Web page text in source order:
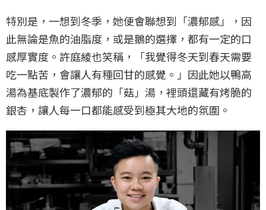
特別是，一想到冬季，她便會聯想到「濃郁感」，因
此無論是魚的油脂度，或是鵝的選擇，都有一定的口
感厚實度。許庭綾也笑稱，「我覺得冬天到春天需要
吃一點苦，會讓人有種回甘的感覺。」因此她以鴨高
湯為基底製作了濃郁的「菇」湯，裡頭還藏有烤脆的
銀杏，讓人每一口都能感受到極其大地的氛圍。